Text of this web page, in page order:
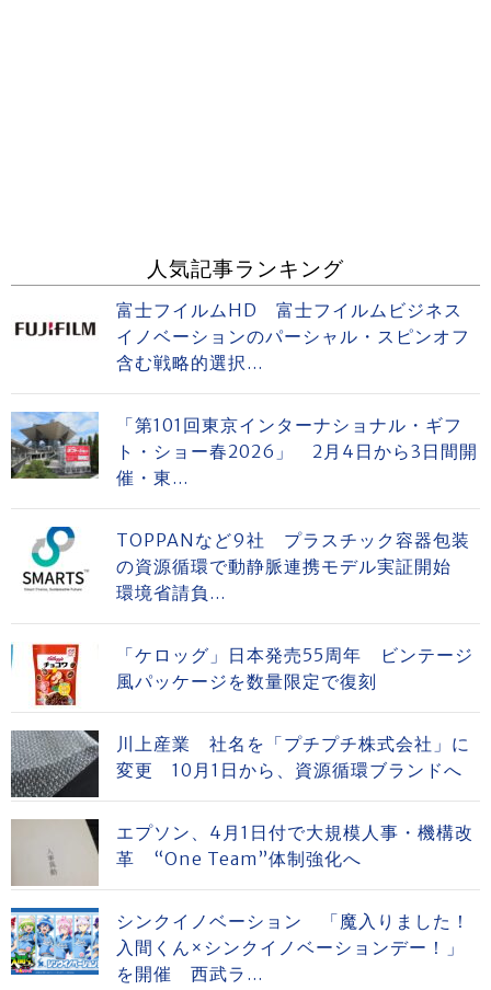
人気記事ランキング
富士フイルムHD 富士フイルムビジネス
イノベーションのパーシャル・スピンオフ
含む戦略的選択...
「第101回東京インターナショナル・ギフ
ト・ショー春2026」 2月4日から3日間開
催・東...
TOPPANなど9社 プラスチック容器包装
の資源循環で動静脈連携モデル実証開始
環境省請負...
「ケロッグ」日本発売55周年 ビンテージ
風パッケージを数量限定で復刻
川上産業 社名を「プチプチ株式会社」に
変更 10月1日から、資源循環ブランドへ
エプソン、4月1日付で大規模人事・機構改
革 “One Team”体制強化へ
シンクイノベーション 「魔入りました！
入間くん×シンクイノベーションデー！」
を開催 西武ラ...